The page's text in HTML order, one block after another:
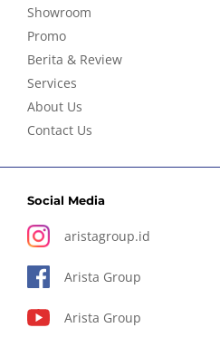
Showroom
Promo
Berita & Review
Services
About Us
Contact Us
Social Media
aristagroup.id
Arista Group
Arista Group